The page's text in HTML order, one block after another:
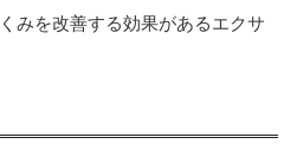
みを改善する効果があるエクサ